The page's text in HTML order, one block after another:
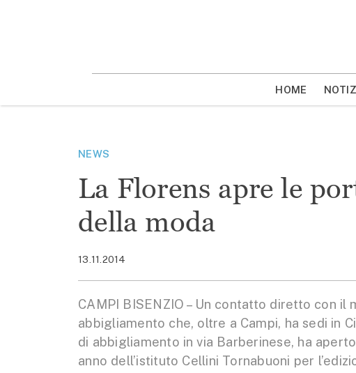
HOME
NEWS
La Florens apre le
della moda
13.11.2014
CAMPI BISENZIO – Un contatto diretto con il
abbigliamento che, oltre a Campi, ha sedi in
di abbigliamento in via Barberinese, ha
anno dell’istituto Cellini Tornabuoni per